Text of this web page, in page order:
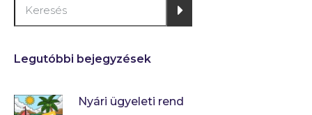
Legutóbbi bejegyzések
Nyári ügyeleti rend